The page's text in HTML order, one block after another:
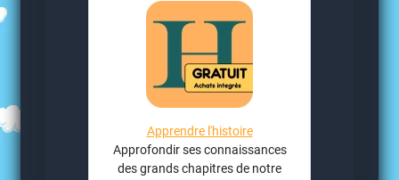
Apprendre l'histoire
Approfondir ses connaissances
des grands chapitres de notre